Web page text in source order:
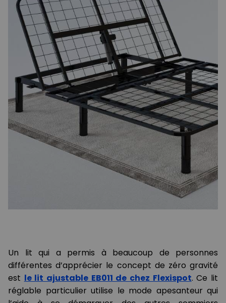
Un lit qui a permis à beaucoup de personnes
différentes d’apprécier le concept de zéro gravité
est le lit ajustable EB011 de chez Flexispot. Ce lit
réglable particulier utilise le mode apesanteur qui